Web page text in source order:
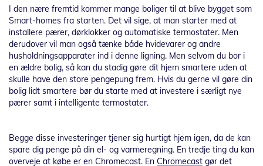
I den nære fremtid kommer mange boliger til at blive bygget som
Smart-homes fra starten. Det vil sige, at man starter med at
installere pærer, dørklokker og automatiske termostater. Men
derudover vil man også tænke både hvidevarer og andre
husholdningsapparater ind i denne ligning. Men selvom du bor i
en ældre bolig, så kan du stadig gøre dit hjem smartere uden at
skulle have den store pengepung frem. Hvis du gerne vil gøre din
bolig lidt smartere bør du starte med at investere i særligt nye
pærer samt i intelligente termostater.
Begge disse investeringer tjener sig hurtigt hjem igen, da de kan
spare dig penge på din el- og varmeregning. En tredje ting du kan
overveje at købe er en Chromecast. En Chromecast gør det